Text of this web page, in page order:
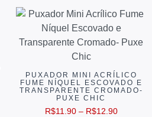
PUXADOR MINI ACRÍLICO
FUME NÍQUEL ESCOVADO E
TRANSPARENTE CROMADO-
PUXE CHIC
R$11.90 – R$12.90